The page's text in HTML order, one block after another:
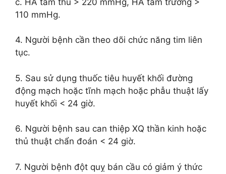
110 mmHg.
4. Người bệnh cần theo dõi chức năng tim liên
tục.
5. Sau sử dụng thuốc tiêu huyết khối đường
động mạch hoặc tĩnh mạch hoặc phẫu thuật lấy
huyết khối < 24 giờ.
6. Người bệnh sau can thiệp XQ thần kinh hoặc
thủ thuật chẩn đoán < 24 giờ.
7. Người bệnh đột quỵ bán cầu có giảm ý thức